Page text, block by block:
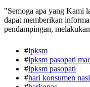
"Semoga apa yang Kami
dapat memberikan
pendampingan,
#lpksm
#lpksm pasopati
#lpksm pasopati
#hari konsumen